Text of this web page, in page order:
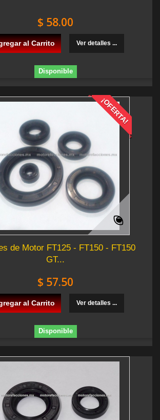
$ 58.00
al Carrito Ver detalles ...
Disponible
¡OFERTA!
de Motor FT125 - FT150 - FT150
GT...
$ 57.50
al Carrito Ver detalles ...
Disponible